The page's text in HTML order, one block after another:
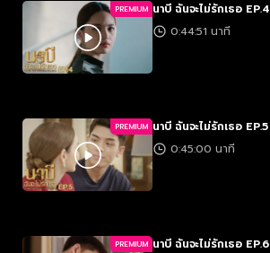
PREMIUM นาบี ฉันจะไม่รักเธอ EP.4
0:44:51 นาที
PREMIUM นาบี ฉันจะไม่รักเธอ EP.5
0:45:00 นาที
PREMIUM นาบี ฉันจะไม่รักเธอ EP.6